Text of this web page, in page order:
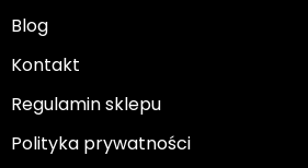
Blog
Kontakt
Regulamin sklepu
Polityka prywatności